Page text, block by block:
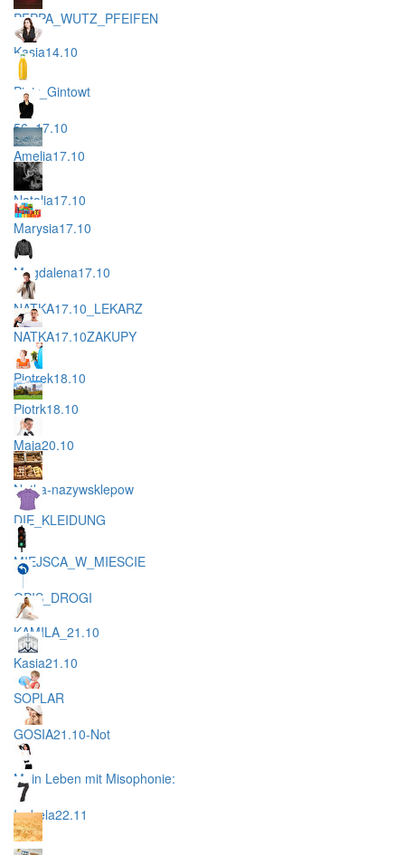
PEPPA_WUTZ_PFEIFEN
Kasia14.10
Piotr_Gintowt
56_17.10
Amelia17.10
Natalia17.10
Marysia17.10
Magdalena17.10
NATKA17.10_LEKARZ
NATKA17.10ZAKUPY
Piotrek18.10
Piotrk18.10
Maja20.10
Natka-nazywsklepow
DIE_KLEIDUNG
MIEJSCA_W_MIESCIE
OPIS_DROGI
KAMILA_21.10
Kasia21.10
SOPLAR
GOSIA21.10-Not
Mein Leben mit Misophonie:
Izabela22.11
eng